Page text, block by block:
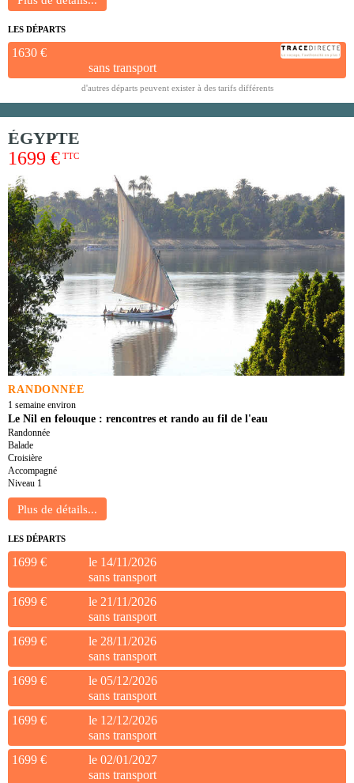
LES DÉPARTS
1630 €
sans transport
d'autres départs peuvent exister à des tarifs différents
ÉGYPTE
1699 € TTC
RANDONNÉE
1 semaine environ
Le Nil en felouque : rencontres et rando au fil de l'eau
Randonnée
Balade
Croisière
Accompagné
Niveau 1
LES DÉPARTS
1699 €
le 14/11/2026
sans transport
1699 €
le 21/11/2026
sans transport
1699 €
le 28/11/2026
sans transport
1699 €
le 05/12/2026
sans transport
1699 €
le 12/12/2026
sans transport
1699 €
le 02/01/2027
sans transport